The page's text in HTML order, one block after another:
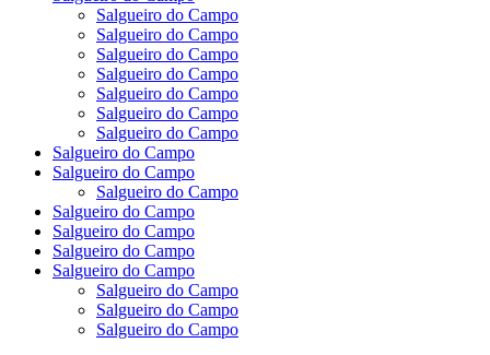
Salgueiro do Campo
Salgueiro do Campo
Salgueiro do Campo
Salgueiro do Campo
Salgueiro do Campo
Salgueiro do Campo
Salgueiro do Campo
Salgueiro do Campo
Salgueiro do Campo
Salgueiro do Campo
Salgueiro do Campo
Salgueiro do Campo
Salgueiro do Campo
Salgueiro do Campo
Salgueiro do Campo
Salgueiro do Campo
Salgueiro do Campo